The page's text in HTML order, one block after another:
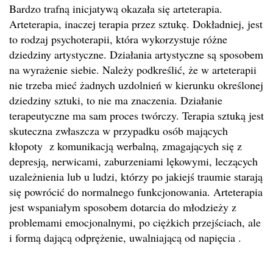
Bardzo trafną inicjatywą okazała się arteterapia.
Arteterapia, inaczej terapia przez sztukę. Dokładniej, jest
to rodzaj psychoterapii, która wykorzystuje różne
dziedziny artystyczne. Działania artystyczne są sposobem
na wyrażenie siebie. Należy podkreślić, że w arteterapii
nie trzeba mieć żadnych uzdolnień w kierunku określonej
dziedziny sztuki, to nie ma znaczenia. Działanie
terapeutyczne ma sam proces twórczy. Terapia sztuką jest
skuteczna zwłaszcza w przypadku osób mających
kłopoty z komunikacją werbalną, zmagających się z
depresją, nerwicami, zaburzeniami lękowymi, leczących
uzależnienia lub u ludzi, którzy po jakiejś traumie starają
się powrócić do normalnego funkcjonowania. Arteterapia
jest wspaniałym sposobem dotarcia do młodzieży z
problemami emocjonalnymi, po ciężkich przejściach, ale
i formą dającą odprężenie, uwalniającą od napięcia .